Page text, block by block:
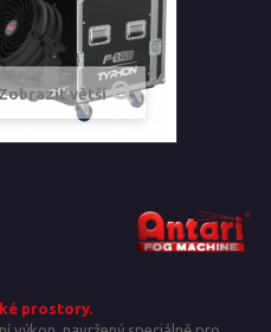
větší
prostory.